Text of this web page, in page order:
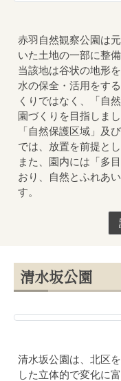
赤羽自然観察公園は
いた土地の一部に整
当該地は谷状の地形
水の保全・活用をす
くりではなく、「自
園づくりを目指しまし
「自然保護区域」及
では、放置を前提と
また、園内には「多
おり、自然とふれあ
す。
清水坂公園
清水坂公園は、北区
した立体的で変化に